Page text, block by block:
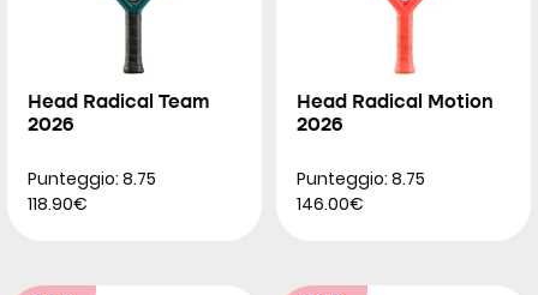
Head Radical Team
2026
Punteggio: 8.75
118.90€
Head Radical Motion
2026
Punteggio: 8.75
146.00€